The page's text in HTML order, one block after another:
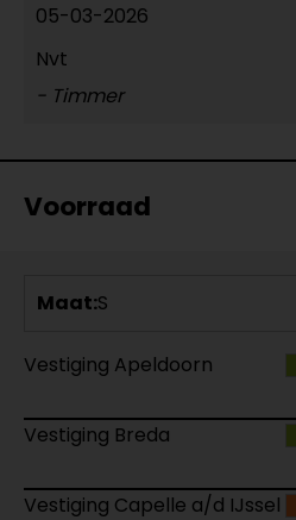
05-03-2026
Nvt
- Timmer
Voorraad
Maat:S
Vestiging Apeldoorn
Vestiging Breda
Vestiging Capelle a/d IJssel